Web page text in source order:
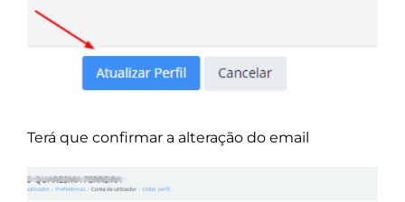
Terá que confirmar a alteração do email